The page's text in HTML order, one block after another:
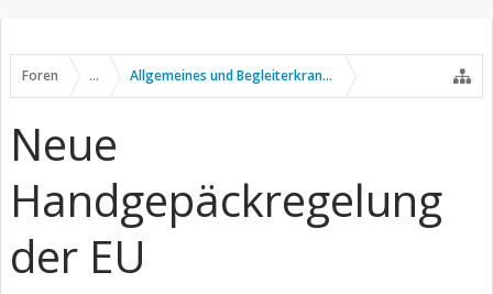
Foren ... Allgemeines und Begleiterkrankungen
Neue
Handgepäckregelung
der EU